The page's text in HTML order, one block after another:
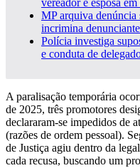
vereador e esposa
MP arquiva denúncia
incrimina
Polícia investiga
e conduta de
A paralisação temporária
de 2025, três promotores
declararam-se impedidos de
(razões de ordem pessoal).
de Justiça agiu dentro da
cada recusa, buscando um